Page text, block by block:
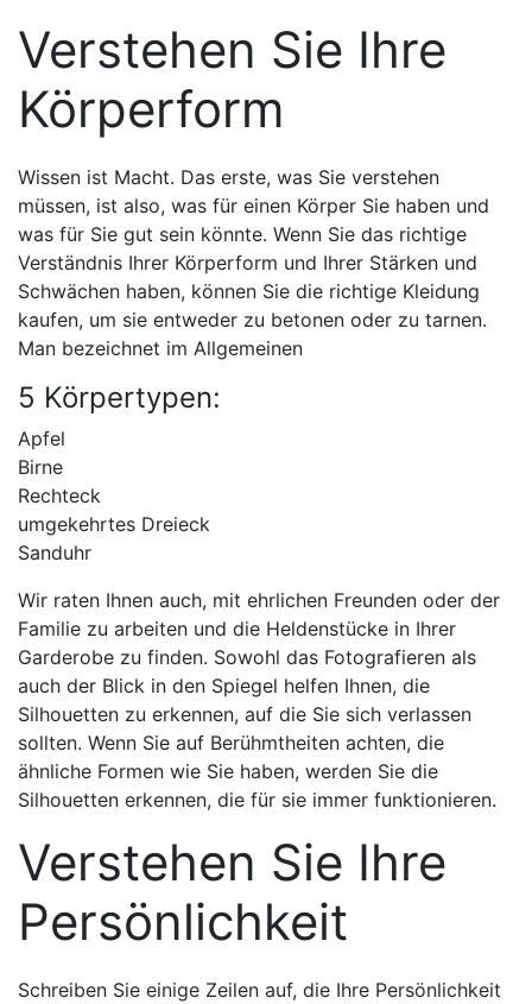
Verstehen Sie Ihre
Körperform
Wissen ist Macht. Das erste, was Sie verstehen
müssen, ist also, was für einen Körper Sie haben und
was für Sie gut sein könnte. Wenn Sie das richtige
Verständnis Ihrer Körperform und Ihrer Stärken und
Schwächen haben, können Sie die richtige Kleidung
kaufen, um sie entweder zu betonen oder zu tarnen.
Man bezeichnet im Allgemeinen
5 Körpertypen:
Apfel
Birne
Rechteck
umgekehrtes Dreieck
Sanduhr
Wir raten Ihnen auch, mit ehrlichen Freunden oder der
Familie zu arbeiten und die Heldenstücke in Ihrer
Garderobe zu finden. Sowohl das Fotografieren als
auch der Blick in den Spiegel helfen Ihnen, die
Silhouetten zu erkennen, auf die Sie sich verlassen
sollten. Wenn Sie auf Berühmtheiten achten, die
ähnliche Formen wie Sie haben, werden Sie die
Silhouetten erkennen, die für sie immer funktionieren.
Verstehen Sie Ihre
Persönlichkeit
Schreiben Sie einige Zeilen auf, die Ihre Persönlichkeit